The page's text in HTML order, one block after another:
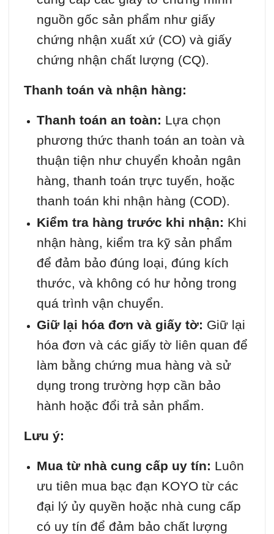
nguồn gốc sản phẩm như giấy
chứng nhận xuất xứ (CO) và giấy
chứng nhận chất lượng (CQ).
Thanh toán và nhận hàng:
Thanh toán an toàn: Lựa chọn
phương thức thanh toán an toàn và
thuận tiện như chuyển khoản ngân
hàng, thanh toán trực tuyến, hoặc
thanh toán khi nhận hàng (COD).
Kiểm tra hàng trước khi nhận: Khi
nhận hàng, kiểm tra kỹ sản phẩm
để đảm bảo đúng loại, đúng kích
thước, và không có hư hỏng trong
quá trình vận chuyển.
Giữ lại hóa đơn và giấy tờ: Giữ lại
hóa đơn và các giấy tờ liên quan để
làm bằng chứng mua hàng và sử
dụng trong trường hợp cần bảo
hành hoặc đổi trả sản phẩm.
Lưu ý:
Mua từ nhà cung cấp uy tín: Luôn
ưu tiên mua bạc đạn KOYO từ các
đại lý ủy quyền hoặc nhà cung cấp
có uy tín để đảm bảo chất lượng